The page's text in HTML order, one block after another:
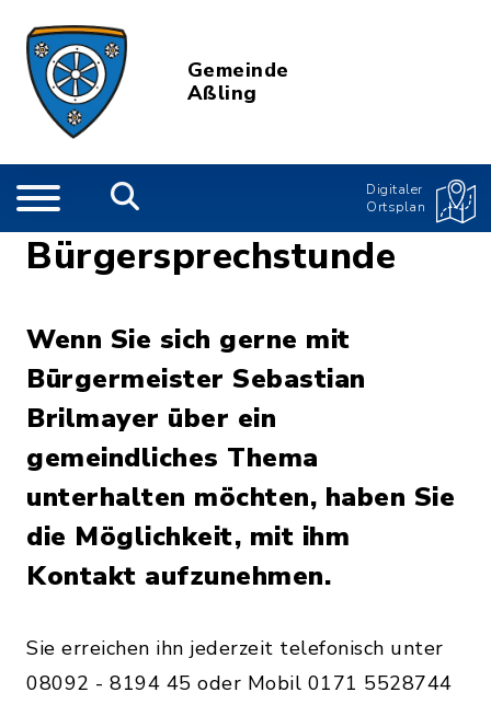
Gemeinde
Aßling
Digitaler
Ortsplan
Bürgersprechstunde
Wenn Sie sich gerne mit
Bürgermeister Sebastian
Brilmayer über ein
gemeindliches Thema
unterhalten möchten, haben Sie
die Möglichkeit, mit ihm
Kontakt aufzunehmen.
Sie erreichen ihn jederzeit telefonisch unter
08092 - 8194 45 oder Mobil 0171 5528744